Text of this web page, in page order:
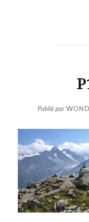
Publié par